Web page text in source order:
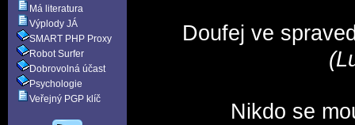
Má literatura
Výplody JÁ
SMART PHP Proxy
Robot Surfer
Dobrovolná účast
Psychologie
Veřejný PGP klíč
Doufej ve
Nikdo se